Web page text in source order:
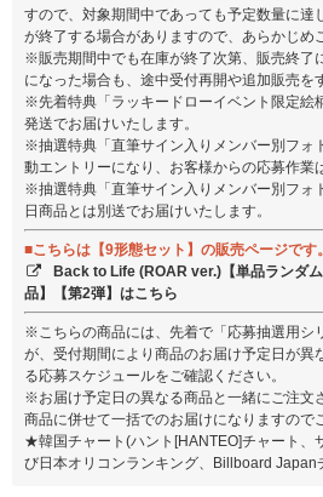
すので、対象期間中であっても予定数量に達
が終了する場合がありますので、あらかじめ
※販売期間中でも在庫が終了次第、販売終了
になった場合も、途中受付再開や追加販売を
※先着特典「ラッキードローイベント限定絵
発送でお届けいたします。
※抽選特典「直筆サイン入りメンバー別フォ
動エントリーになり、お客様からの応募作業
※抽選特典「直筆サイン入りメンバー別フォ
日商品とは別送でお届けいたします。
■こちらは【9形態セット】の販売ページです。
Back to Life (ROAR ver.)【単品ランダ
品】【第2弾】はこちら
※こちらの商品には、先着で「応募抽選用シ
が、受付期間により商品のお届け予定日が異
る応募スケジュールをご確認ください。
※お届け予定日の異なる商品と一緒にご注文
商品に併せて一括でのお届けになりますので
★韓国チャート(ハント[HANTEO]チャート、
び日本オリコンランキング、Billboard Japan